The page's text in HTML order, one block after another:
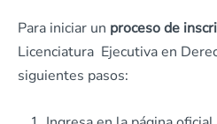
Para iniciar un proceso de
Licenciatura Ejecutiva en
siguientes pasos: